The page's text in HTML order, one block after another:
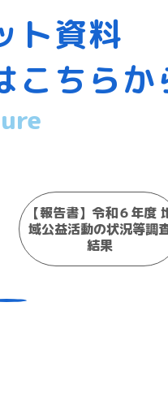
ト資料
こちらか
【報告書】令和６年度
域公益活動の状況等調
結果